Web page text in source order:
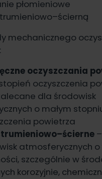
płomieniowe
mechanicznego
oczyszczania
oczyszczenia
dla środowisk
o małym
powietrza
atmosferycznych o
szczególnie w
korozyjnie,